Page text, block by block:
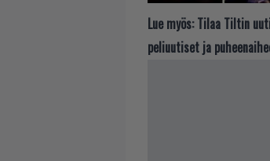
Lue myös: Tilaa Tiltin
peliuutiset ja